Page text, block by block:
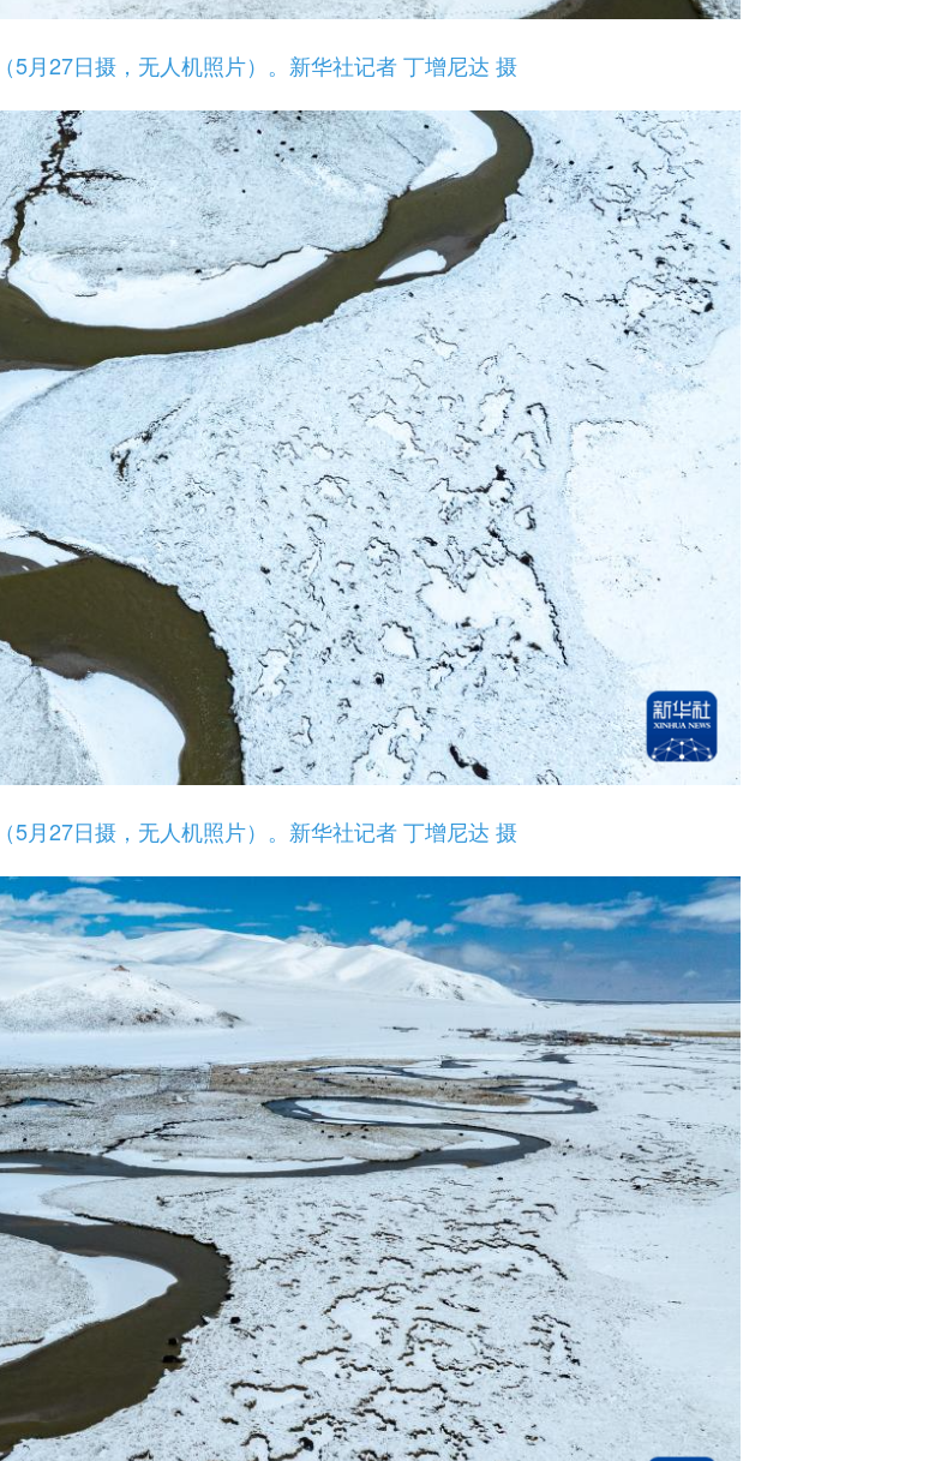
27日摄，无人机照片）。新华社记者 丁增尼达 摄
27日摄，无人机照片）。新华社记者 丁增尼达 摄